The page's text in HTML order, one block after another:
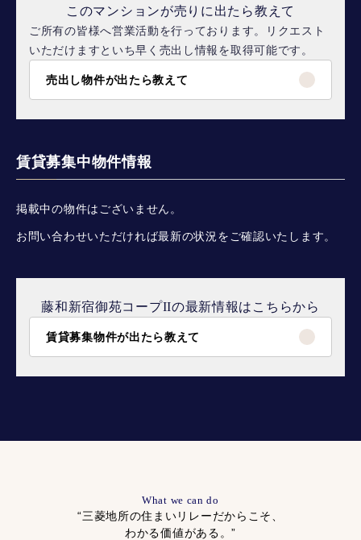
このマンションが売りに出たら教えて
ご所有の皆様へ営業活動を行っております。リクエスト
いただけますといち早く売出し情報を取得可能です。
売出し物件が出たら教えて
賃貸募集中物件情報
掲載中の物件はございません。
お問い合わせいただければ最新の状況をご確認いたします。
藤和新宿御苑コープIIの最新情報はこちらから
賃貸募集物件が出たら教えて
What we can do
“三菱地所の住まいリレーだからこそ、
わかる価値がある。”